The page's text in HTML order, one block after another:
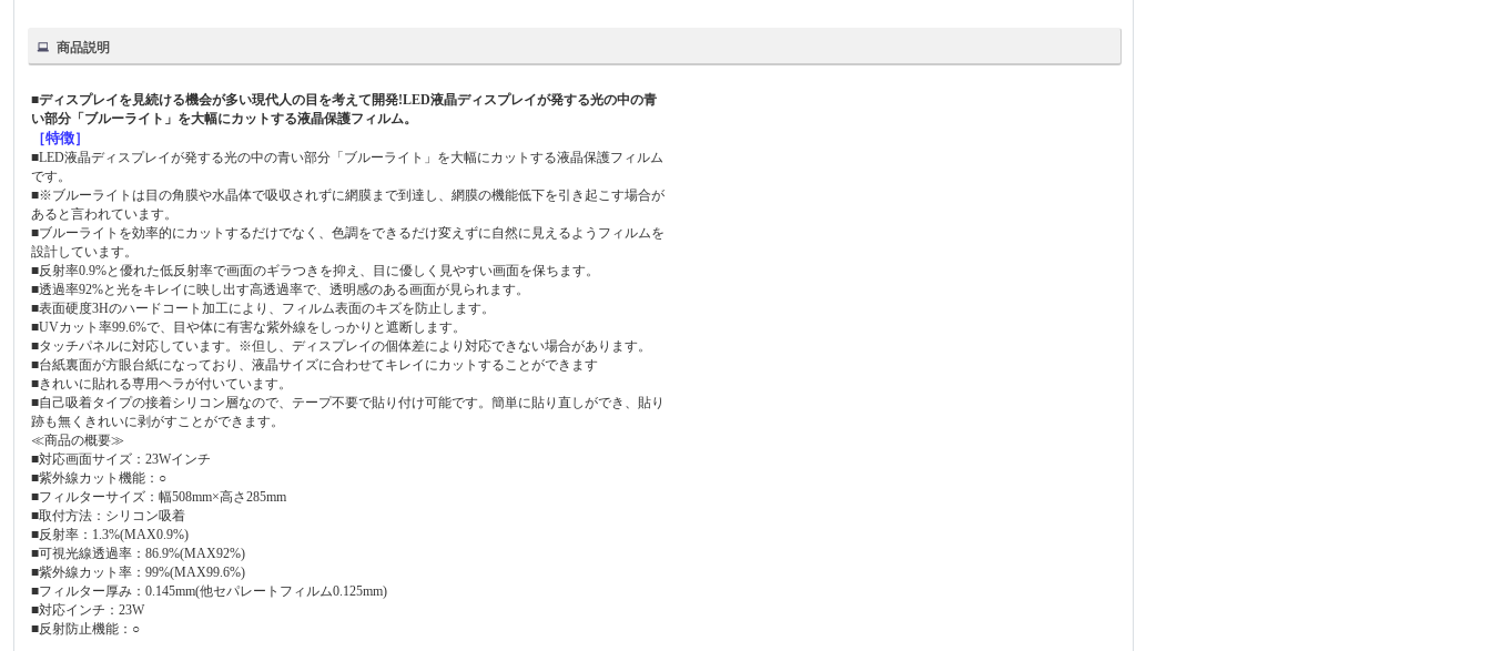
商品説明
■ディスプレイを見続ける機会が多い現代人の目を考えて開発!LED液晶ディスプレイが発する光の中の青
い部分「ブルーライト」を大幅にカットする液晶保護フィルム。
［特徴］
■LED液晶ディスプレイが発する光の中の青い部分「ブルーライト」を大幅にカットする液晶保護フィルム
です。
■※ブルーライトは目の角膜や水晶体で吸収されずに網膜まで到達し、網膜の機能低下を引き起こす場合が
あると言われています。
■ブルーライトを効率的にカットするだけでなく、色調をできるだけ変えずに自然に見えるようフィルムを
設計しています。
■反射率0.9%と優れた低反射率で画面のギラつきを抑え、目に優しく見やすい画面を保ちます。
■透過率92%と光をキレイに映し出す高透過率で、透明感のある画面が見られます。
■表面硬度3Hのハードコート加工により、フィルム表面のキズを防止します。
■UVカット率99.6%で、目や体に有害な紫外線をしっかりと遮断します。
■タッチパネルに対応しています。※但し、ディスプレイの個体差により対応できない場合があります。
■台紙裏面が方眼台紙になっており、液晶サイズに合わせてキレイにカットすることができます
■きれいに貼れる専用ヘラが付いています。
■自己吸着タイプの接着シリコン層なので、テープ不要で貼り付け可能です。簡単に貼り直しができ、貼り
跡も無くきれいに剥がすことができます。
≪商品の概要≫
■対応画面サイズ：23Wインチ
■紫外線カット機能：○
■フィルターサイズ：幅508mm×高さ285mm
■取付方法：シリコン吸着
■反射率：1.3%(MAX0.9%)
■可視光線透過率：86.9%(MAX92%)
■紫外線カット率：99%(MAX99.6%)
■フィルター厚み：0.145mm(他セパレートフィルム0.125mm)
■対応インチ：23W
■反射防止機能：○